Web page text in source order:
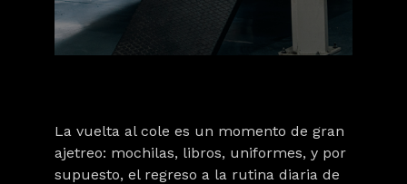
La vuelta al cole es un momento de gran
ajetreo: mochilas, libros, uniformes, y por
supuesto, el regreso a la rutina diaria de